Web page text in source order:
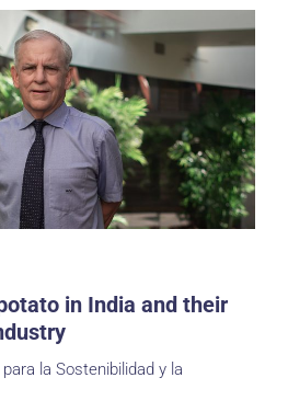
in India and their
la Sostenibilidad y la